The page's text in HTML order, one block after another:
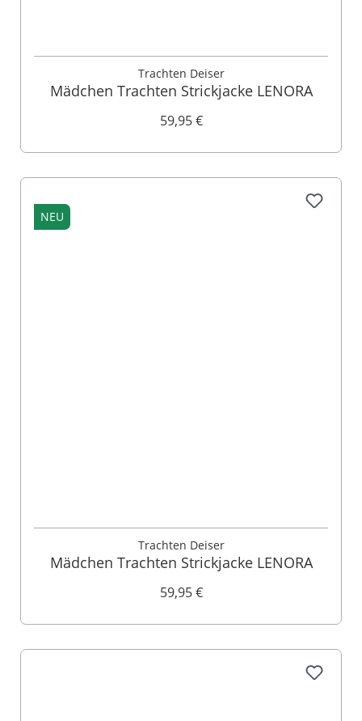
Trachten Deiser
Mädchen Trachten Strickjacke LENORA
59,95 €
NEU
Trachten Deiser
Mädchen Trachten Strickjacke LENORA
59,95 €